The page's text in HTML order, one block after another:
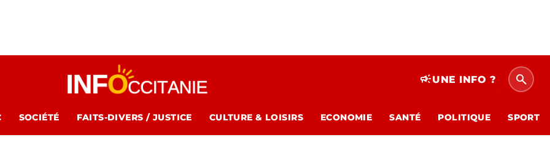
campaignUNE INFO ? search
SOCIÉTÉ FAITS-DIVERS / JUSTICE CULTURE & LOISIRS ECONOMIE SANTÉ POLITIQUE SPORT